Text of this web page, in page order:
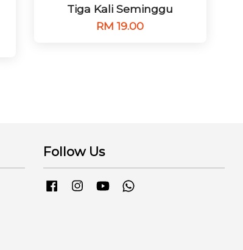
Tiga Kali Seminggu
RM 19.00
Follow Us
FacebookInstagramYouTube